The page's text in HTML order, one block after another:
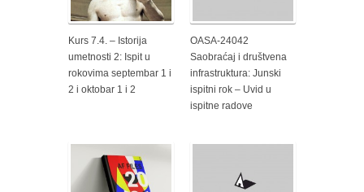
Kurs 7.4. – Istorija
umetnosti 2: Ispit u
rokovima septembar 1 i
2 i oktobar 1 i 2
OASA-24042
Saobraćaj i društvena
infrastruktura: Junski
ispitni rok – Uvid u
ispitne radove